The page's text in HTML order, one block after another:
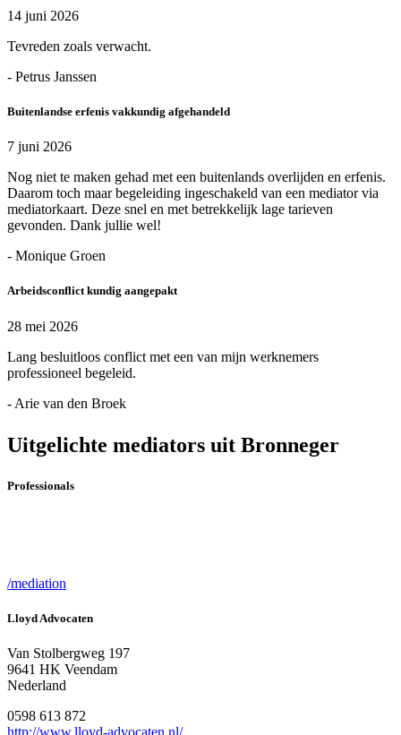
14 juni 2026
Tevreden zoals verwacht.
- Petrus Janssen
Buitenlandse erfenis vakkundig afgehandeld
7 juni 2026
Nog niet te maken gehad met een buitenlands overlijden en erfenis.
Daarom toch maar begeleiding ingeschakeld van een mediator via
mediatorkaart. Deze snel en met betrekkelijk lage tarieven
gevonden. Dank jullie wel!
- Monique Groen
Arbeidsconflict kundig aangepakt
28 mei 2026
Lang besluitloos conflict met een van mijn werknemers
professioneel begeleid.
- Arie van den Broek
Uitgelichte mediators uit Bronneger
Professionals
/mediation
Lloyd Advocaten
Van Stolbergweg 197
9641 HK Veendam
Nederland
0598 613 872